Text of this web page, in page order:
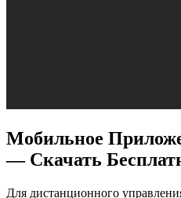
Мобильное
— Скачать
Для дистанционного